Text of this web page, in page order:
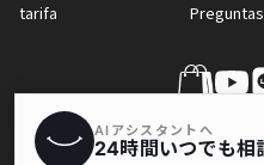
tarifa